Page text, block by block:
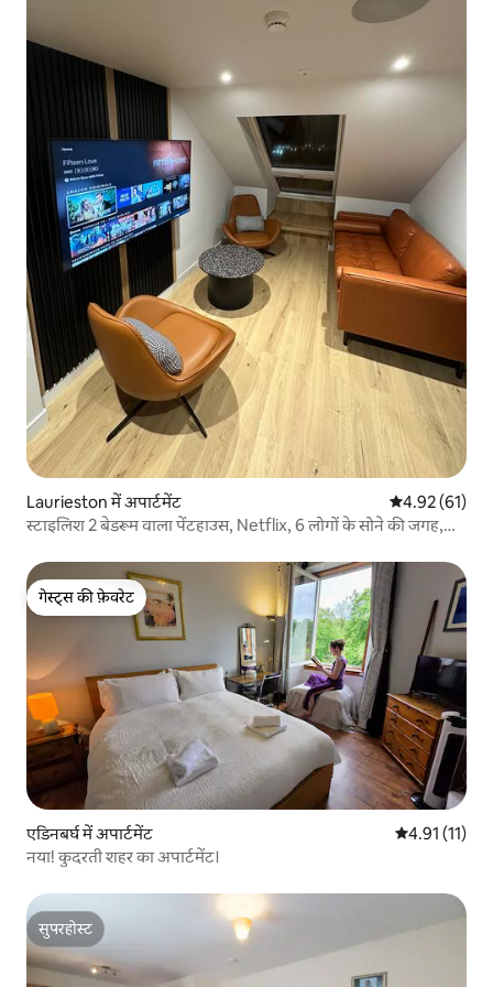
Laurieston में अपार्टमेंट औसत रेटिंग 5 में
4.92 (61)
स्टाइलिश 2 बेडरूम वाला पेंटहाउस, Netflix, 6 लोगों के सोने की जगह,
गेस्ट्स की फ़ेवरेट
गेस्ट्स की फ़ेवरेट
एडिनबर्घ में अपार्टमेंट औसत रेटिंग 5 में
4.91 (11)
नया! कुदरती शहर का अपार्टमेंट।
सुपरहोस्ट
सुपरहोस्ट